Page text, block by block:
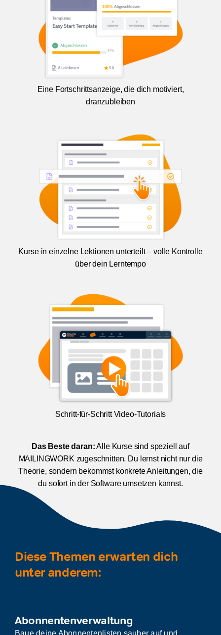
Eine Fortschrittsanzeige, die dich motiviert,
dranzubleiben
Kurse in einzelne Lektionen unterteilt – volle Kontrolle
über dein Lerntempo
Schritt-für-Schritt Video-Tutorials
Das Beste daran:Alle Kurse sind speziell auf
MAILINGWORK zugeschnitten. Du lernst nicht nur die
Theorie, sondern bekommst konkrete Anleitungen, die
du sofort in der Software umsetzen kannst.
Diese Themen erwarten dich
unter anderem:
Abonnentenverwaltung
Baue deine Abonnentenlisten sauber auf und